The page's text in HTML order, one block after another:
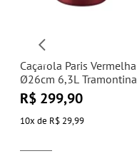
Caçarola Paris Vermelha
Ø26cm 6,3L Tramontina
R$ 299,90
10x de R$ 29,99